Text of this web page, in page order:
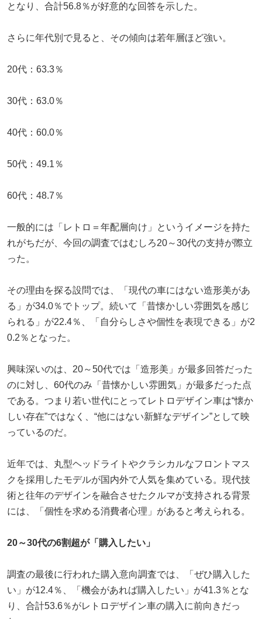
となり、合計56.8％が好意的な回答を示した。
さらに年代別で見ると、その傾向は若年層ほど強い。
20代：63.3％
30代：63.0％
40代：60.0％
50代：49.1％
60代：48.7％
一般的には「レトロ＝年配層向け」というイメージを持た
れがちだが、今回の調査ではむしろ20～30代の支持が際立
った。
その理由を探る設問では、「現代の車にはない造形美があ
る」が34.0％でトップ。続いて「昔懐かしい雰囲気を感じ
られる」が22.4％、「自分らしさや個性を表現できる」が2
0.2％となった。
興味深いのは、20～50代では「造形美」が最多回答だった
のに対し、60代のみ「昔懐かしい雰囲気」が最多だった点
である。つまり若い世代にとってレトロデザイン車は“懐か
しい存在”ではなく、“他にはない新鮮なデザイン”として映
っているのだ。
近年では、丸型ヘッドライトやクラシカルなフロントマス
クを採用したモデルが国内外で人気を集めている。現代技
術と往年のデザインを融合させたクルマが支持される背景
には、「個性を求める消費者心理」があると考えられる。
20～30代の6割超が「購入したい」
調査の最後に行われた購入意向調査では、「ぜひ購入した
い」が12.4％、「機会があれば購入したい」が41.3％とな
り、合計53.6％がレトロデザイン車の購入に前向きだっ